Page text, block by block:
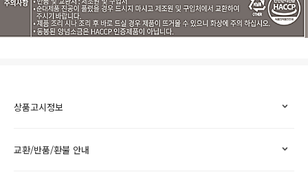
상품고시정보
교환/반품/환불 안내